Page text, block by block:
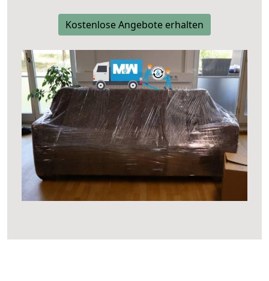
Kostenlose Angebote erhalten